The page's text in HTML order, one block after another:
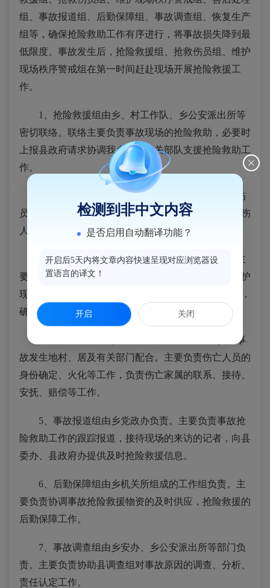
组、事故报道组、后勤保障组、事故调查组、恢复生产
组等，确保抢险救助工作有序进行，将事故损失降到最
低限度。事故发生后，抢险救援组、抢救伤员组、维护
现场秩序警戒组在第一时间赶赴现场开展抢险救援工
作。
1、抢险救援组由乡、村工作队、乡公安派出所等
密切联络。联络主要负责事故现场的抢险救助，必要时
上报县政府请求协调我乡境内有关部队支援抢险救助工
作。
2、抢救伤员组由乡卫生院负责。主要负责现场伤
员的医疗救助及协调各医疗机构抢救、运送、收治重伤
人员工作。
3、现场秩序维护警戒组由乡公安派出所负责。主
要负责事故现场第一时间的警戒，维护现场秩序，保护
现场，防止事态恶化，减少二次伤亡，实行交通管制，
确保道路畅通，确保抢险救助工作顺利开展。
4、善后处理组由乡社会事务办、财政所负责，事
故发生地村、居及有关部门配合。主要负责伤亡人员的
身份确定、火化等工作，负责伤亡家属的联系、接待、
安抚、赔偿等工作。
5、事故报道组由乡党政办负责。主要负责事故抢
险救助工作的跟踪报道，接待现场的来访的记者，向县
委办、县政府办提供及时抢险救援信息。
6、后勤保障组由乡机关所组成的工作组负责。主
要负责协调事故抢险救援物资的及时供应，抢险救援的
后勤保障工作。
7、事故调查组由乡安办、乡公安派出所等部门负
责。主要负责协助县调查组对事故原因的调查、分析、
责任认定工作。
检测到非中文内容
是否启用自动翻译功能？
开启后5天内将文章内容快速呈现对应浏览器设
置语言的译文！
开启 关闭